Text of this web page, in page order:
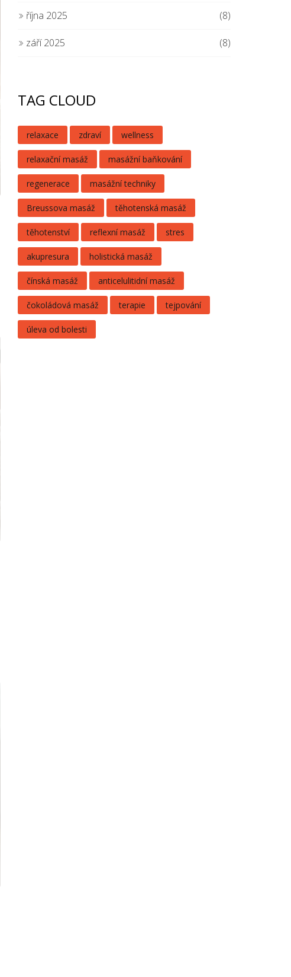
října 2025 (8)
září 2025 (8)
TAG CLOUD
relaxace zdraví wellness
relaxační masáž masážní baňkování
regenerace masážní techniky
Breussova masáž těhotenská masáž
těhotenství reflexní masáž stres
akupresura holistická masáž
čínská masáž anticelulitidní masáž
čokoládová masáž terapie tejpování
úleva od bolesti